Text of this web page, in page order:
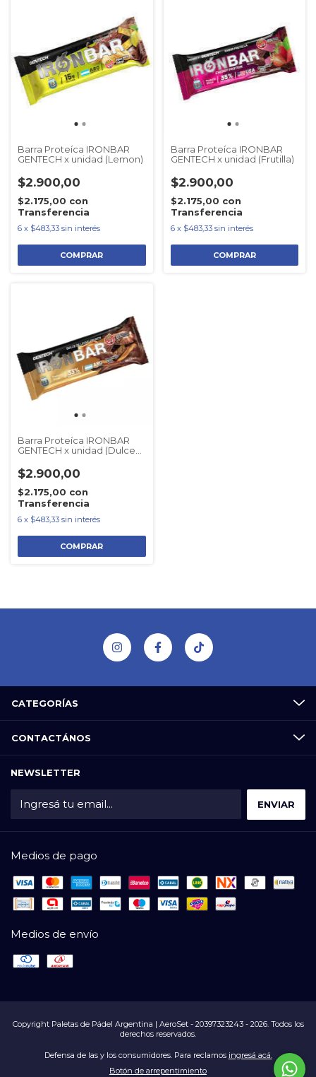
Barra Proteíca IRONBAR
GENTECH x unidad (Lemon)
$2.900,00
$2.175,00 con
Transferencia
6 x $483,33 sin interés
Barra Proteíca IRONBAR
GENTECH x unidad (Frutilla)
$2.900,00
$2.175,00 con
Transferencia
6 x $483,33 sin interés
Barra Proteíca IRONBAR
GENTECH x unidad (Dulce
$2.900,00
$2.175,00 con
Transferencia
6 x $483,33 sin interés
CATEGORÍAS
CONTACTÁNOS
NEWSLETTER
Medios de pago
Medios de envío
Copyright Paletas de Pádel Argentina | AeroSet - 20397323243 - 2026. Todos los
derechos reservados.
Defensa de las y los consumidores. Para reclamos ingresá acá.
Botón de arrepentimiento